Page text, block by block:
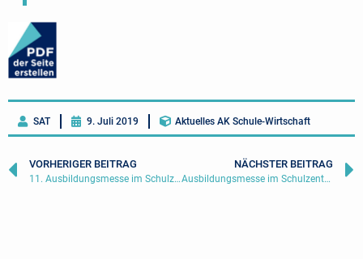
SAT 9. Juli 2019 Aktuelles AK Schule-Wirtschaft
VORHERIGER BEITRAG
11. Ausbildungsmesse im Schulzentrum Kemnath | 29. September 2018
NÄCHSTER BEITRAG
Ausbildungsmesse im Schulzentrum Kemnath | 12. Oktober 2019